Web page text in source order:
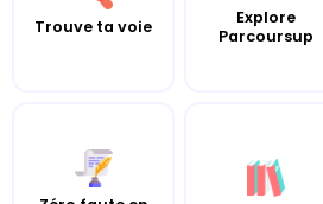
Trouve ta voie
Explore
Parcoursup